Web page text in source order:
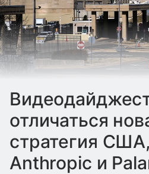
отличаться
стратегия
Anthropic и